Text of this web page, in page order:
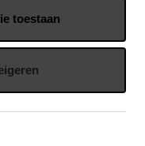
toestaan